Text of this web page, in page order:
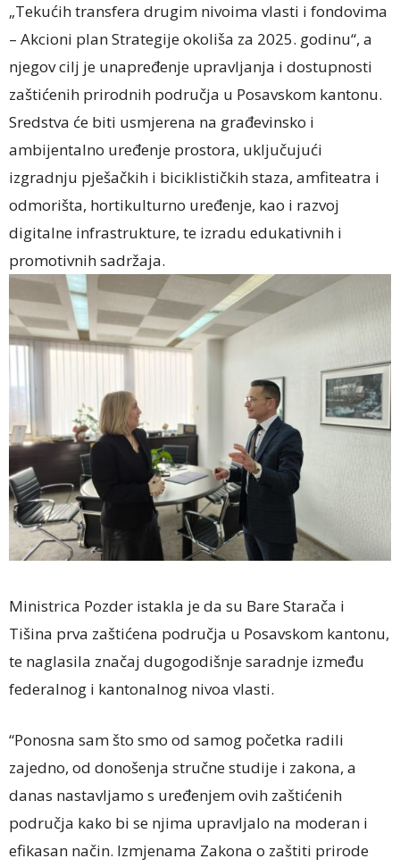
„Tekućih transfera drugim nivoima vlasti i fondovima
– Akcioni plan Strategije okoliša za 2025. godinu“, a
njegov cilj je unapređenje upravljanja i dostupnosti
zaštićenih prirodnih područja u Posavskom kantonu.
Sredstva će biti usmjerena na građevinsko i
ambijentalno uređenje prostora, uključujući
izgradnju pješačkih i biciklističkih staza, amfiteatra i
odmorišta, hortikulturno uređenje, kao i razvoj
digitalne infrastrukture, te izradu edukativnih i
promotivnih sadržaja.
Ministrica Pozder istakla je da su Bare Starača i
Tišina prva zaštićena područja u Posavskom kantonu,
te naglasila značaj dugogodišnje saradnje između
federalnog i kantonalnog nivoa vlasti.
“Ponosna sam što smo od samog početka radili
zajedno, od donošenja stručne studije i zakona, a
danas nastavljamo s uređenjem ovih zaštićenih
područja kako bi se njima upravljalo na moderan i
efikasan način. Izmjenama Zakona o zaštiti prirode